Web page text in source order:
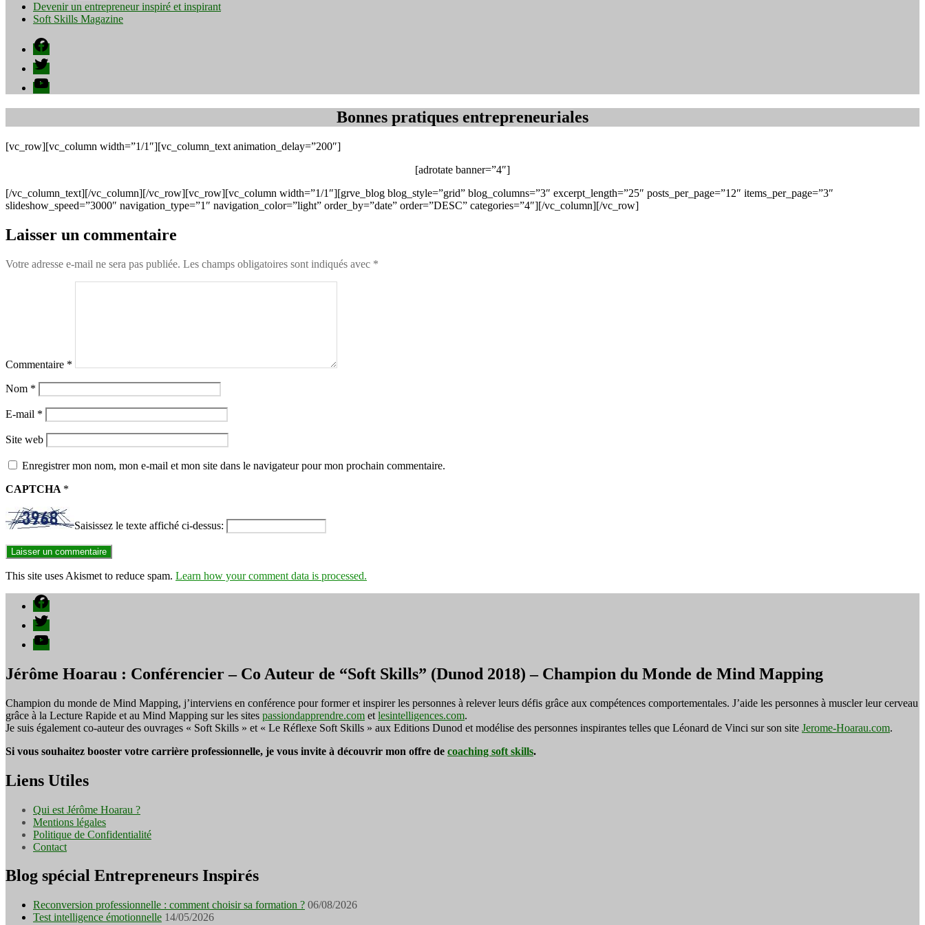
Devenir un entrepreneur inspiré et inspirant
Soft Skills Magazine
Facebook
Twitter
YouTube
Catégories
Bonnes pratiques entrepreneuriales
[vc_row][vc_column width=”1/1″][vc_column_text animation_delay=”200″]
[adrotate banner=”4″]
[/vc_column_text][/vc_column][/vc_row][vc_row][vc_column width=”1/1″][grve_blog blog_style=”grid” blog_columns=”3″ excerpt_length=”25″ posts_per_page=”12″ items_per_page=”3″
slideshow_speed=”3000″ navigation_type=”1″ navigation_color=”light” order_by=”date” order=”DESC” categories=”4″][/vc_column][/vc_row]
Laisser un commentaire
Votre adresse e-mail ne sera pas publiée. Les champs obligatoires sont indiqués avec *
Commentaire *
Nom *
E-mail *
Site web
Enregistrer mon nom, mon e-mail et mon site dans le navigateur pour mon prochain commentaire.
CAPTCHA *
Saisissez le texte affiché ci-dessus:
This site uses Akismet to reduce spam. Learn how your comment data is processed.
Facebook
Twitter
YouTube
Jérôme Hoarau : Conférencier – Co Auteur de “Soft Skills” (Dunod 2018) – Champion du Monde de Mind Mapping
Champion du monde de Mind Mapping, j’interviens en conférence pour former et inspirer les personnes à relever leurs défis grâce aux compétences comportementales. J’aide les personnes à muscler leur cerveau
grâce à la Lecture Rapide et au Mind Mapping sur les sites passiondapprendre.com et lesintelligences.com.
Je suis également co-auteur des ouvrages « Soft Skills » et « Le Réflexe Soft Skills » aux Editions Dunod et modélise des personnes inspirantes telles que Léonard de Vinci sur son site Jerome-Hoarau.com.
Si vous souhaitez booster votre carrière professionnelle, je vous invite à découvrir mon offre de coaching soft skills.
Liens Utiles
Qui est Jérôme Hoarau ?
Mentions légales
Politique de Confidentialité
Contact
Blog spécial Entrepreneurs Inspirés
Reconversion professionnelle : comment choisir sa formation ? 06/08/2026
Test intelligence émotionnelle 14/05/2026